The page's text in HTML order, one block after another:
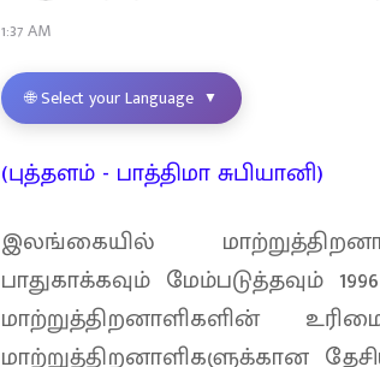
1:37 AM
🌐 Select your Language ▼
(புத்தளம் - பாத்திமா சுபியானி)
இலங்கையில்
பாதுகாக்கவும்
மாற்றுத்திறனாளிகளின்
மாற்றுத்திறனாளிகளுக்கான